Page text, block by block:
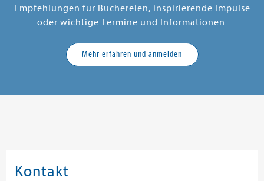
Empfehlungen für Büchereien, inspirierende Impulse
oder wichtige Termine und Informationen.
Mehr erfahren und anmelden
Kontakt